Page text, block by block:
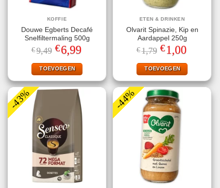
KOFFIE
Douwe Egberts Decafé
Snelfiltermaling 500g
€9,49 Oorspronkelijke
prijs
was:
€9,49.
€6,99
is:
€6,99.
TOEVOEGEN
ETEN & DRINKEN
Olvarit Spinazie, Kip en
Aardappel 250g
€1,79 Oorspronkelijke
prijs
was:
€1,79.
€1,00
is:
€1,00.
TOEVOEGEN
-43% -44%